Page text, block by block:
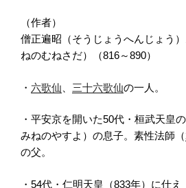
（作者）
僧正遍昭（そうじょうへんじょう
ねのむねさだ）（816～890）
・ 六歌仙 三十六歌仙の一人。
・平安京を開いた50代・桓武天皇
みねのやすよ）の息子。素性法師（
の父。
・54代・仁明天皇（833年）に仕